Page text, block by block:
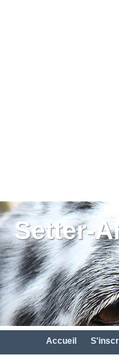
Setter-
Accueil